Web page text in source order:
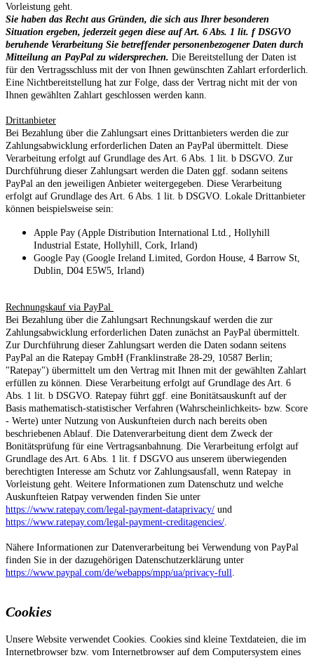
Vorleistung geht.
Sie haben das Recht aus Gründen, die sich aus Ihrer besonderen
Situation ergeben, jederzeit gegen diese auf Art. 6 Abs. 1 lit. f DSGVO
beruhende Verarbeitung Sie betreffender personenbezogener Daten durch
Mitteilung an PayPal zu widersprechen. Die Bereitstellung der Daten ist
für den Vertragsschluss mit der von Ihnen gewünschten Zahlart erforderlich.
Eine Nichtbereitstellung hat zur Folge, dass der Vertrag nicht mit der von
Ihnen gewählten Zahlart geschlossen werden kann.
Drittanbieter
Bei Bezahlung über die Zahlungsart eines Drittanbieters werden die zur
Zahlungsabwicklung erforderlichen Daten an PayPal übermittelt. Diese
Verarbeitung erfolgt auf Grundlage des Art. 6 Abs. 1 lit. b DSGVO. Zur
Durchführung dieser Zahlungsart werden die Daten ggf. sodann seitens
PayPal an den jeweiligen Anbieter weitergegeben. Diese Verarbeitung
erfolgt auf Grundlage des Art. 6 Abs. 1 lit. b DSGVO. Lokale Drittanbieter
können beispielsweise sein:
Apple Pay (Apple Distribution International Ltd., Hollyhill
Industrial Estate, Hollyhill, Cork, Irland)
Google Pay (Google Ireland Limited, Gordon House, 4 Barrow St,
Dublin, D04 E5W5, Irland)
Rechnungskauf via PayPal
Bei Bezahlung über die Zahlungsart Rechnungskauf werden die zur
Zahlungsabwicklung erforderlichen Daten zunächst an PayPal übermittelt.
Zur Durchführung dieser Zahlungsart werden die Daten sodann seitens
PayPal an die Ratepay GmbH (Franklinstraße 28-29, 10587 Berlin;
"Ratepay") übermittelt um den Vertrag mit Ihnen mit der gewählten Zahlart
erfüllen zu können. Diese Verarbeitung erfolgt auf Grundlage des Art. 6
Abs. 1 lit. b DSGVO. Ratepay führt ggf. eine Bonitätsauskunft auf der
Basis mathematisch-statistischer Verfahren (Wahrscheinlichkeits- bzw. Score
- Werte) unter Nutzung von Auskunfteien durch nach bereits oben
beschriebenen Ablauf. Die Datenverarbeitung dient dem Zweck der
Bonitätsprüfung für eine Vertragsanbahnung. Die Verarbeitung erfolgt auf
Grundlage des Art. 6 Abs. 1 lit. f DSGVO aus unserem überwiegenden
berechtigten Interesse am Schutz vor Zahlungsausfall, wenn Ratepay in
Vorleistung geht. Weitere Informationen zum Datenschutz und welche
Auskunfteien Ratpay verwenden finden Sie unter
https://www.ratepay.com/legal-payment-dataprivacy/ und
https://www.ratepay.com/legal-payment-creditagencies/
Nähere Informationen zur Datenverarbeitung bei Verwendung von PayPal
finden Sie in der dazugehörigen Datenschutzerklärung unter
https://www.paypal.com/de/webapps/mpp/ua/privacy-full
Cookies
Unsere Website verwendet Cookies. Cookies sind kleine Textdateien, die im
Internetbrowser bzw. vom Internetbrowser auf dem Computersystem eines